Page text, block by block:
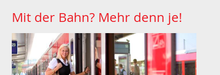
Mit der Bahn? Mehr denn je!